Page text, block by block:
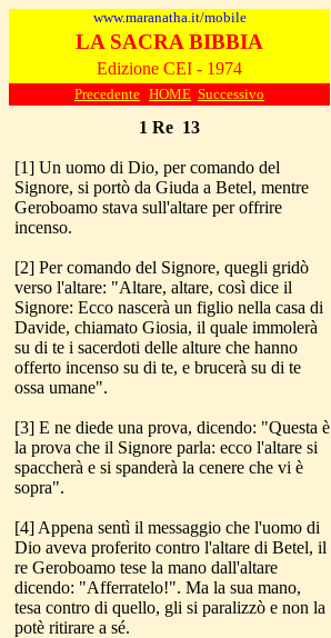
www.maranatha.it/mobile
LA SACRA BIBBIA
Edizione CEI - 1974
Precedente HOME Successivo
1 Re 13
[1] Un uomo di Dio, per comando del
Signore, si portò da Giuda a Betel, mentre
Geroboamo stava sull'altare per offrire
incenso.
[2] Per comando del Signore, quegli gridò
verso l'altare: "Altare, altare, così dice il
Signore: Ecco nascerà un figlio nella casa di
Davide, chiamato Giosia, il quale immolerà
su di te i sacerdoti delle alture che hanno
offerto incenso su di te, e brucerà su di te
ossa umane".
[3] E ne diede una prova, dicendo: "Questa è
la prova che il Signore parla: ecco l'altare si
spaccherà e si spanderà la cenere che vi è
sopra".
[4] Appena sentì il messaggio che l'uomo di
Dio aveva proferito contro l'altare di Betel, il
re Geroboamo tese la mano dall'altare
dicendo: "Afferratelo!". Ma la sua mano,
tesa contro di quello, gli si paralizzò e non la
potè ritirare a sé.